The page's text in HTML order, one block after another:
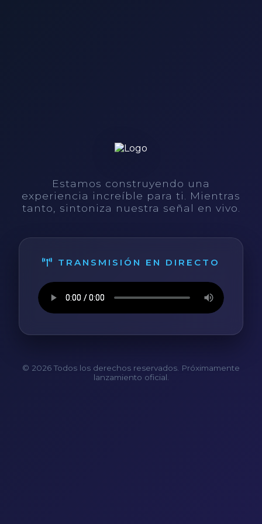
Estamos construyendo una
experiencia increíble para ti. Mientras
tanto, sintoniza nuestra señal en vivo.
TRANSMISIÓN EN DIRECTO
© 2026 Todos los derechos reservados. Próximamente
lanzamiento oficial.